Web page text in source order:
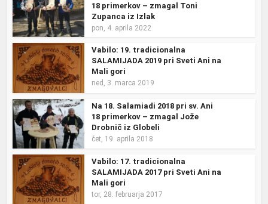
18 primerkov – zmagal Toni
Zupanca iz Izlak
pon, 4. aprila 2022
Vabilo: 19. tradicionalna
SALAMIJADA 2019 pri Sveti Ani na
Mali gori
ned, 3. marca 2019
Na 18. Salamiadi 2018 pri sv. Ani
18 primerkov – zmagal Jože
Drobnič iz Globeli
čet, 19. aprila 2018
Vabilo: 17. tradicionalna
SALAMIJADA 2017 pri Sveti Ani na
Mali gori
tor, 28. februarja 2017